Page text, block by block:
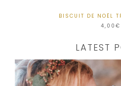
BISCUIT DE NOËL
4,00 €
LATEST